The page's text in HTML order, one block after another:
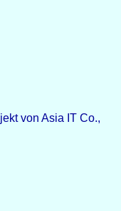
von Asia IT Co.,